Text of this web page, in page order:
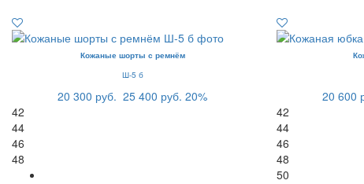
Кожаные шорты с ремнём
Ш-5 б
20 300 руб. 25 400 руб. 20%
42
44
46
48
20 600
42
44
46
48
50